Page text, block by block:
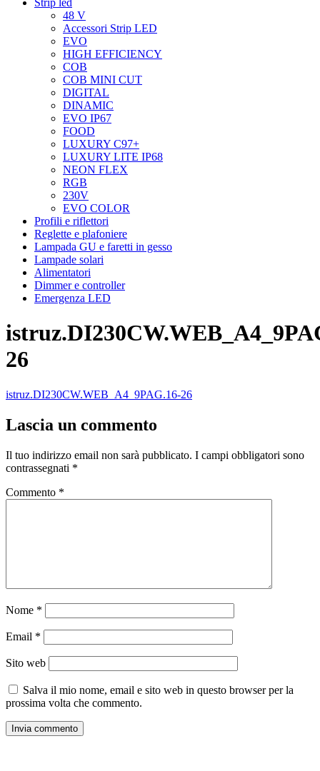
48 V
Accessori Strip LED
EVO
HIGH EFFICIENCY
COB
COB MINI CUT
DIGITAL
DINAMIC
EVO IP67
FOOD
LUXURY C97+
LUXURY LITE IP68
NEON FLEX
RGB
230V
EVO COLOR
Profili e riflettori
Reglette e plafoniere
Lampada GU e faretti in gesso
Lampade solari
Alimentatori
Dimmer e controller
Emergenza LED
26
istruz.DI230CW.WEB_A4_9PAG.16-26
Lascia un commento
Il tuo indirizzo email non sarà pubblicato. I campi obbligatori sono
contrassegnati *
Commento *
Nome *
Email *
Sito web
Salva il mio nome, email e sito web in questo browser per la
prossima volta che commento.